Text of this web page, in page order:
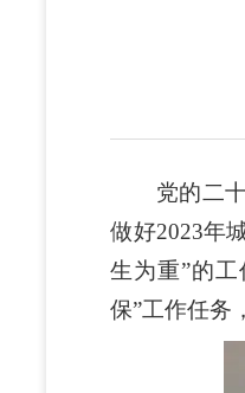
党的二十
做好2023年
生为重”的
保”工作任务